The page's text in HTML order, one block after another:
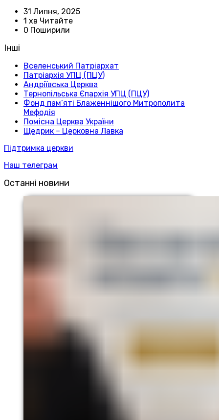
31 Липня, 2025
1 хв Читайте
0 Поширили
Інші
Вселенський Патріархат
Патріархія УПЦ (ПЦУ)
Андріївська Церква
Тернопільська Єпархія УПЦ (ПЦУ)
Фонд пам’яті Блаженнішого Митрополита
Мефодія
Помісна Церква України
Щедрик – Церковна Лавка
Підтримка церкви
Наш телеграм
Останні новини